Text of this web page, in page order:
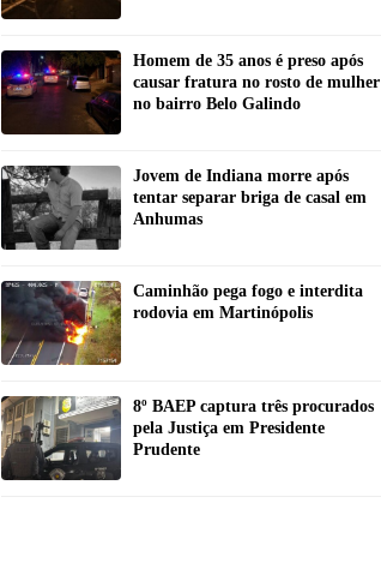
Homem de 35 anos é preso após
causar fratura no rosto de mulher
no bairro Belo Galindo
Jovem de Indiana morre após
tentar separar briga de casal em
Anhumas
Caminhão pega fogo e interdita
rodovia em Martinópolis
8º BAEP captura três procurados
pela Justiça em Presidente
Prudente